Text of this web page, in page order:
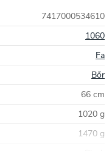
amely, mint
Ennek ellenére egy
egy életen át tart.
7417000534610
1060
Fa
Bőr
66 cm
1020 g
1470 g